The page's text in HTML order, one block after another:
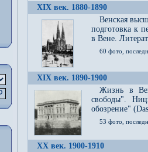
XIX век. 1880-1890
Венская
подготовка к
в Вене.
60 фото,
XIX век. 1890-1900
Жизнь в
свободы".
обозрение"
53 фото,
XX век. 1900-1910